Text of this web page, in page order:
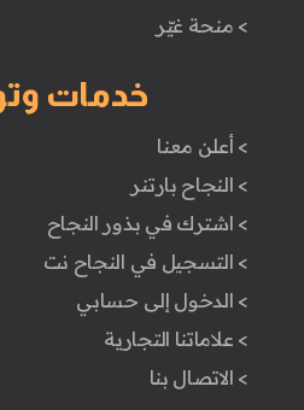
> منحة غيّر
خدمات
> أعلن معنا
> النجاح بارتنر
> اشترك في بذور النجاح
> التسجيل في النجاح نت
> الدخول إلى حسابي
> علاماتنا التجارية
> الاتصال بنا